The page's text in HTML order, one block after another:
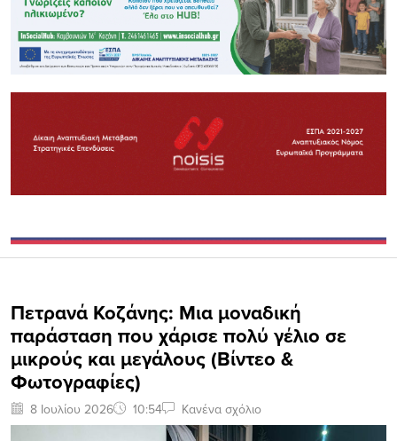
Πετρανά Κοζάνης: Μια μοναδική
παράσταση που χάρισε πολύ γέλιο σε
μικρούς και μεγάλους (Βίντεο &
Φωτογραφίες)
8 Ιουλίου 2026 10:54 Κανένα σχόλιο